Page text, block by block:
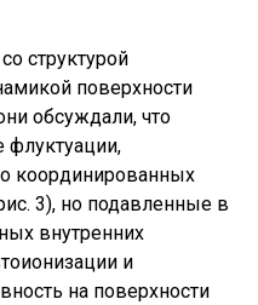
структурой
поверхности
обсуждали, что
флуктуации,
координированных
3), но подавленные в
внутренних
и
на поверхности